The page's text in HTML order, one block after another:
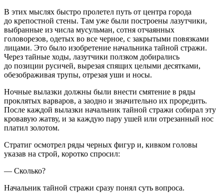
В этих мыслях быстро пролетел путь от центра города
до крепостной стены. Там уже были построены лазутчики,
выбранные из числа мусульман, сотня отчаянных
головорезов, одетых во все черное, с закрытыми повязками
лицами. Это было изобретение начальника тайной стражи.
Через тайные ходы, лазутчики ползком добирались
до позиции русичей, вырезая спящих целыми десятками,
обезображивая трупы, отрезая уши и носы.
Ночные вылазки должны были внести смятение в ряды
проклятых варваров, а заодно и значительно их проредить.
После каждой вылазки начальник тайной стражи собирал эту
кровавую жатву, и за каждую пару ушей или отрезанный нос
платил золотом.
Стратиг осмотрел ряды черных фигур и, кивком головы
указав на строй, коротко спросил:
— Сколько?
Начальник тайной стражи сразу понял суть вопроса.